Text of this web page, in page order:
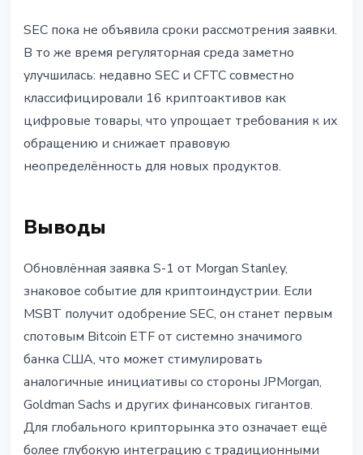
SEC пока не объявила сроки рассмотрения заявки.
В то же время регуляторная среда заметно
улучшилась: недавно SEC и CFTC совместно
классифицировали 16 криптоактивов как
цифровые товары, что упрощает требования к их
обращению и снижает правовую
неопределённость для новых продуктов.
Выводы
Обновлённая заявка S-1 от Morgan Stanley,
знаковое событие для криптоиндустрии. Если
MSBT получит одобрение SEC, он станет первым
спотовым Bitcoin ETF от системно значимого
банка США, что может стимулировать
аналогичные инициативы со стороны JPMorgan,
Goldman Sachs и других финансовых гигантов.
Для глобального крипторынка это означает ещё
более глубокую интеграцию с традиционными